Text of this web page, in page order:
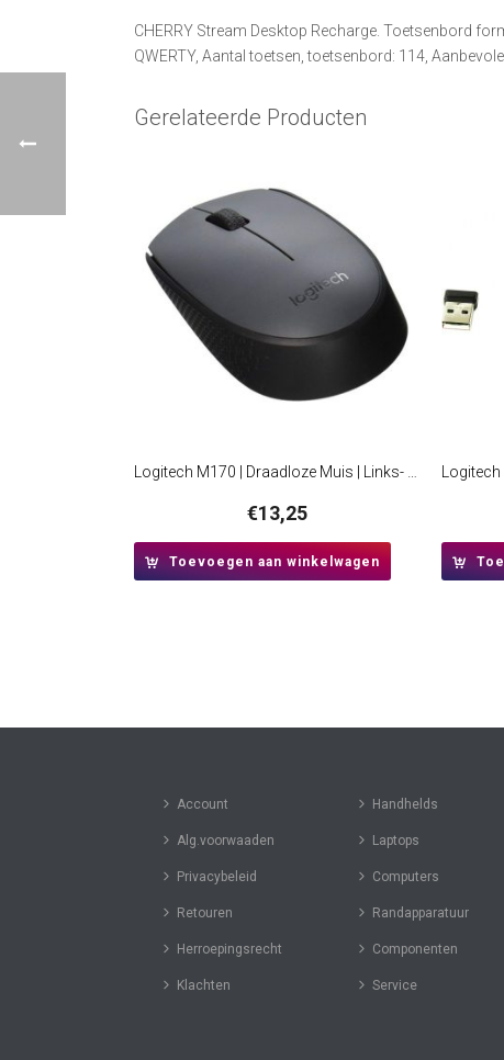
CHERRY Stream Desktop Recharge. Toetsenbord
QWERTY, Aantal toetsen, toetsenbord: 114,
Gerelateerde Producten
Logitech M170 | Draadloze Muis | Links- en Rechtshandig | RF | 1000 DPI | Grijs
€13,25
Toevoegen aan winkelwagen
Account
Alg.voorwaaden
Privacybeleid
Retouren
Herroepingsrecht
Klachten
Handhelds
Laptops
Computers
Randapparatuur
Componenten
Service